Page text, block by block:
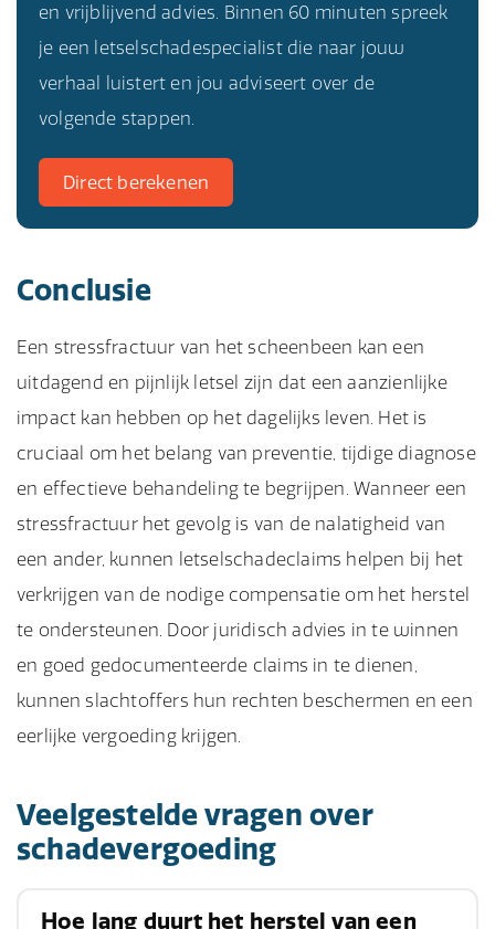
en vrijblijvend advies. Binnen 60 minuten spreek
je een letselschadespecialist die naar jouw
verhaal luistert en jou adviseert over de
volgende stappen.
Direct berekenen
Conclusie
Een stressfractuur van het scheenbeen kan een
uitdagend en pijnlijk letsel zijn dat een aanzienlijke
impact kan hebben op het dagelijks leven. Het is
cruciaal om het belang van preventie, tijdige diagnose
en effectieve behandeling te begrijpen. Wanneer een
stressfractuur het gevolg is van de nalatigheid van
een ander, kunnen letselschadeclaims helpen bij het
verkrijgen van de nodige compensatie om het herstel
te ondersteunen. Door juridisch advies in te winnen
en goed gedocumenteerde claims in te dienen,
kunnen slachtoffers hun rechten beschermen en een
eerlijke vergoeding krijgen.
Veelgestelde vragen over
schadevergoeding
Hoe lang duurt het herstel van een